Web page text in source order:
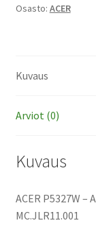
polttimo
Osasto: ACER
Kuvaus
Arviot (0)
Kuvaus
ACER P5327W
MC.JLR11.001